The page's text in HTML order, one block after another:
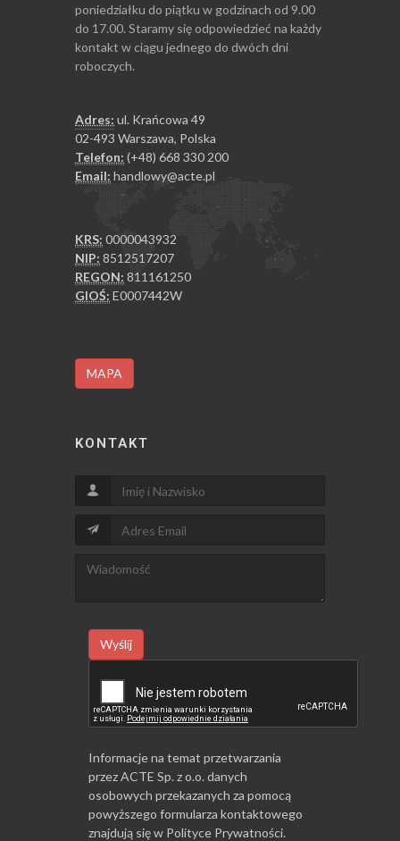
poniedziałku do piątku w godzinach od 9.00
do 17.00. Staramy się odpowiedzieć na każdy
kontakt w ciągu jednego do dwóch dni
roboczych.
Adres: ul. Krańcowa 49
02-493 Warszawa, Polska
Telefon: (+48) 668 330 200
Email: handlowy@acte.pl
KRS: 0000043932
NIP: 8512517207
REGON: 811161250
GIOŚ: E0007442W
MAPA
KONTAKT
Wyślij
Informacje na temat przetwarzania
przez ACTE Sp. z o.o. danych
osobowych przekazanych za pomocą
powyższego formularza kontaktowego
znajdują się w Polityce Prywatności.